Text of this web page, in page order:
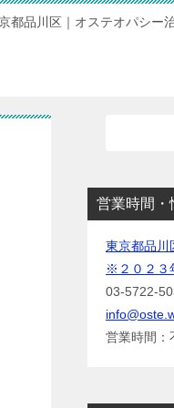
都品川区｜オステオパシー
営業時間・
東京都品川
※２０２３
03-5722-
営業時間：